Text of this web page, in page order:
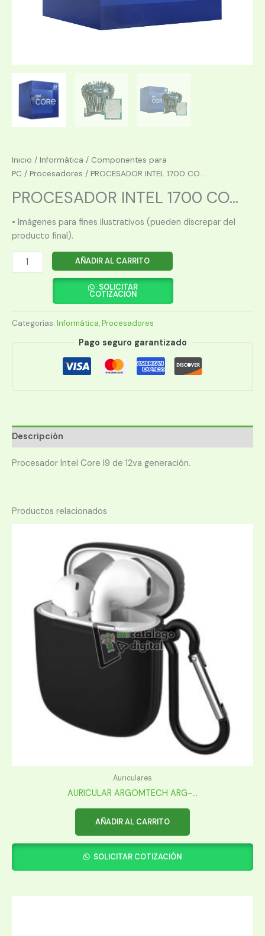
Inicio / Informática / Componentes para
PC / Procesadores / PROCESADOR INTEL 1700 CO...
PROCESADOR INTEL 1700 CO...
• Imágenes para fines ilustrativos (pueden discrepar del
producto final).
PROCESADOR
INTEL
I9-
12900
BX8071512900
AÑADIR AL CARRITO
SOLICITAR
COTIZACIÓN
Categorías: Informática,Procesadores
Pago seguro garantizado
Descripción
Procesador Intel Core I9 de 12va generación.
Productos relacionados
Auriculares
AURICULAR ARGOMTECH ARG-...
AÑADIR AL CARRITO
SOLICITAR COTIZACIÓN